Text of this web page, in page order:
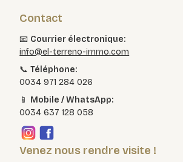
Contact
📧 Courrier électronique:
info@el-terreno-immo.com
📞Téléphone:
0034 971 284 026
📱 Mobile / WhatsApp:
0034 637 128 058
Venez nous rendre visite !